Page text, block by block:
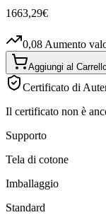
1663,29€
0,08 Aumento
Aggiungi al
Certificato di
Il certificato non è
Supporto
Tela di cotone
Imballaggio
Standard